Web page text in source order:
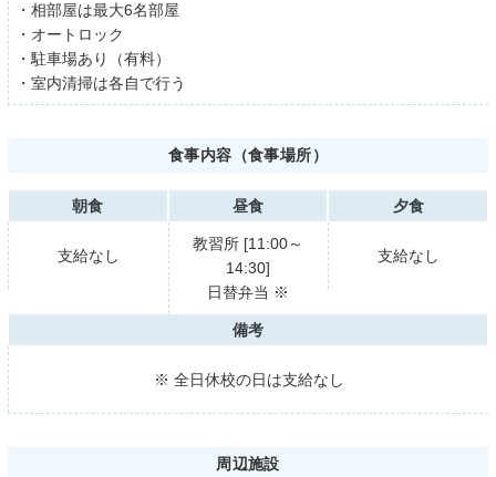
・相部屋は最大6名部屋
・オートロック
・駐車場あり（有料）
・室内清掃は各自で行う
食事内容（食事場所）
朝食
支給なし
昼食
教習所 [11:00～
14:30]
日替弁当 ※
夕食
支給なし
備考
※ 全日休校の日は支給なし
周辺施設